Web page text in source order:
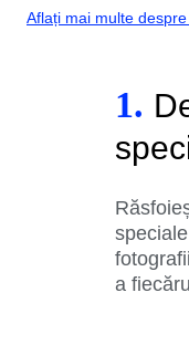
Aflați mai multe
1.
a